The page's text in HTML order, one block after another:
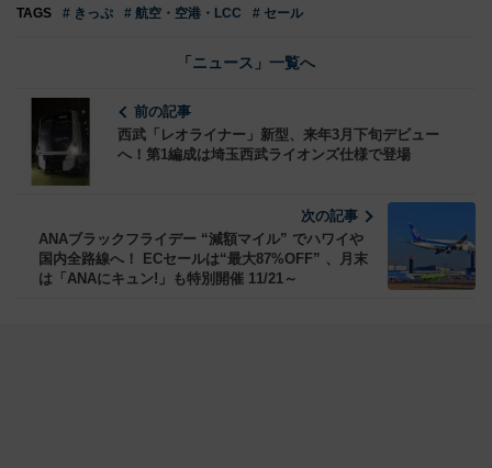
TAGS # きっぷ # 航空・空港・LCC # セール
「ニュース」一覧へ
前の記事
西武「レオライナー」新型、来年3月下旬デビュー
へ！第1編成は埼玉西武ライオンズ仕様で登場
次の記事
ANAブラックフライデー “減額マイル” でハワイや
国内全路線へ！ ECセールは“最大87%OFF” 、月末
は「ANAにキュン!」も特別開催 11/21～